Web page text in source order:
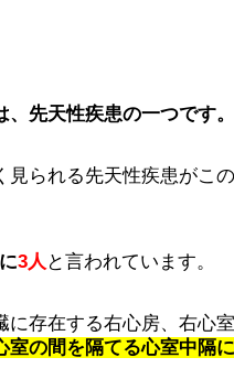
、先天性疾患の一つです。
見られる先天性疾患がこ
に3人 と言われています。
存在する右心房、右心
室の間を隔てる心室中隔